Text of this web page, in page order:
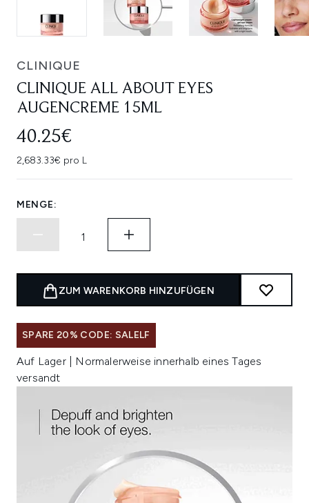
CLINIQUE
CLINIQUE ALL ABOUT EYES
AUGENCREME 15ML
40.25€
2,683.33€ pro L
MENGE:
ZUM WARENKORB HINZUFÜGEN
SPARE 20% CODE: SALELF
Auf Lager | Normalerweise innerhalb eines Tages
versandt